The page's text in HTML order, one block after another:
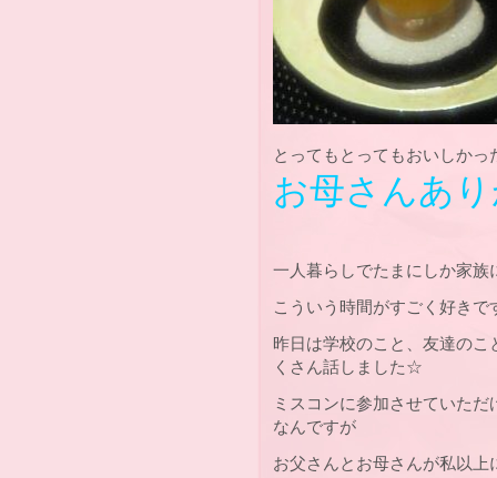
とってもとってもおいしかっ
お母さんあ
一人暮らしでたまにしか家族
こういう時間がすごく好きで
昨日は学校のこと、友達の
くさん話しました☆
ミスコンに参加させていた
なんですが
お父さんとお母さんが私以上